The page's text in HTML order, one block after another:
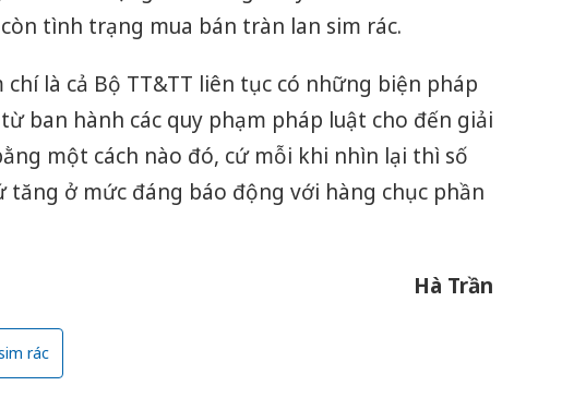
tình trạng mua bán tràn lan sim rác.
là cả Bộ TT&TT liên tục có những biện pháp
ban hành các quy phạm pháp luật cho đến giải
một cách nào đó, cứ mỗi khi nhìn lại thì số
tăng ở mức đáng báo động với hàng chục phần
Hà Trần
rác